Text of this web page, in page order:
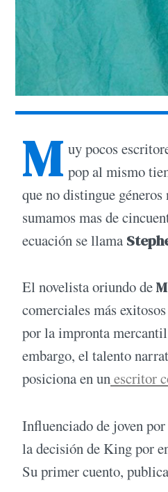
M uy pocos
pop al mismo
que no distingue
sumamos mas de
ecuación se llama
El novelista oriundo de
comerciales más
por la impronta
embargo, el talento
posiciona en unescritor
Influenciado de joven
la decisión de King por
Su primer cuento,